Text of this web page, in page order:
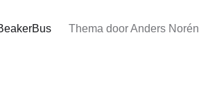
Thema doorAnders Norén